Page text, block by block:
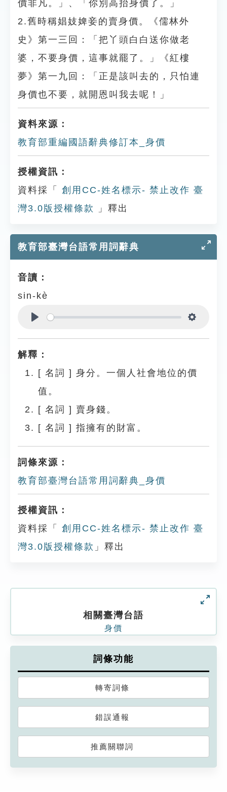
價非凡。」、「你別高抬身價了。」
2.舊時稱娼妓婢妾的賣身價。《儒林外
史》第一三回：「把丫頭白白送你做老
婆，不要身價，這事就罷了。」《紅樓
夢》第一九回：「正是該叫去的，只怕連
身價也不要，就開恩叫我去呢！」
資料來源：
教育部重編國語辭典修訂本_身價
授權資訊：
資料採「
創用CC-姓名標示- 禁止改作 臺
灣3.0版授權條款
」釋出
教育部臺灣台語常用詞辭典
音讀：
sin-kè
解釋：
[ 名詞 ] 身分。一個人社會地位的價
值。
[ 名詞 ] 賣身錢。
[ 名詞 ] 指擁有的財富。
詞條來源：
教育部臺灣台語常用詞辭典_身價
授權資訊：
資料採「
創用CC-姓名標示- 禁止改作 臺
灣3.0版授權條款 」釋出
相關臺灣台語
身價
詞條功能
轉寄詞條
錯誤通報
推薦關聯詞